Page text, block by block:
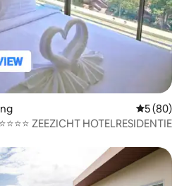
5 (80)
ZEEZICHT HOTELRESIDENTIE